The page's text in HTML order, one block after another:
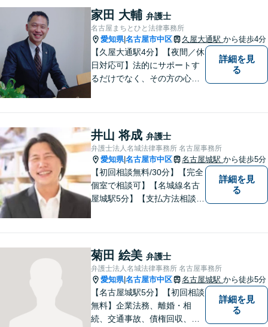
お困りのことがございました
ら、まずはお気軽にご相談く
ださい。
家田 大輔 弁護士
名古屋まちとひと法律事務所
愛知県|名古屋市中区 久屋大通駅 から徒歩4分
【久屋大通駅4分】【夜間／休
日対応可】法的にサポートす
るだけでなく、その方の心に
います。【地域に根ざした弁
護士】離婚問題／相続問題／
交通事故など幅広い法律トラ
ブルに対応。
詳細を見
る
井山 将成 弁護士
弁護士法人名城法律事務所 名古屋事務所
愛知県|名古屋市中区 名古屋城駅 から徒歩5分
【初回相談無料/30分】【完全
個室で相談可】【名城線名古
屋城駅5分】【支払方法相談
を心がけております。土日
祝・夜間の対応可能です。遠
慮なくお気軽にお問合せくだ
さい。
詳細を見
る
菊田 絵美 弁護士
弁護士法人名城法律事務所 名古屋事務所
愛知県|名古屋市中区 名古屋城駅 から徒歩5分
【名古屋城駅5分】【初回相談
無料】企業法務、離婚・相
続、交通事故、債権回収、消
詳細を見
る